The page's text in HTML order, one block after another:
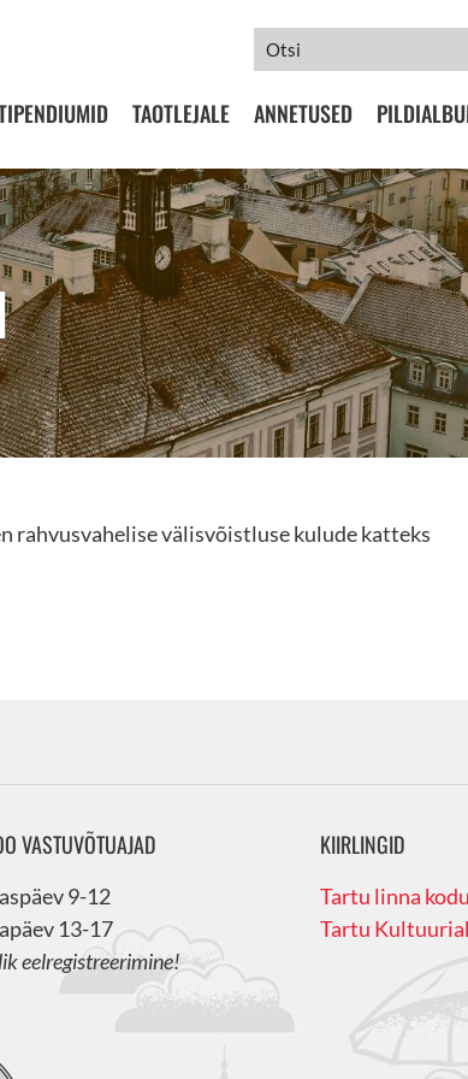
TAOTLEJALE ANNETUSED
rahvusvahelise välisvõistluse kulude katteks
VASTUVÕTUAJAD
9-12
13-17
eelregistreerimine!
KIIRLINGID
Tartu linna
Tartu